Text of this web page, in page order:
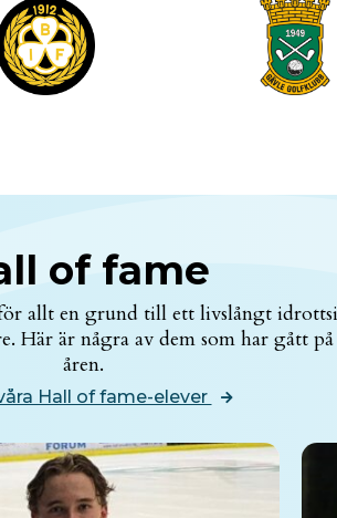
of fame
allt en grund till ett livslångt
Här är några av dem som har gått
åren.
Hall of fame-elever